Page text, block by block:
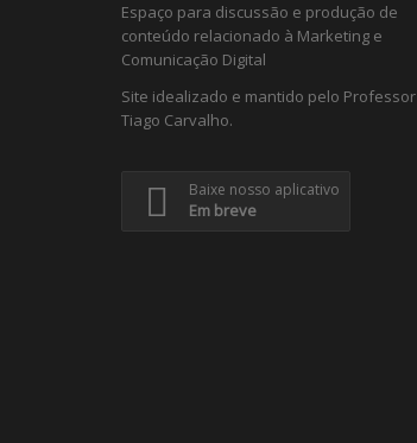
Espaço para discussão e produção de
conteúdo relacionado à Marketing e
Comunicação Digital
Site idealizado e mantido pelo Professor
Tiago Carvalho.
Baixe nosso aplicativo
Em breve